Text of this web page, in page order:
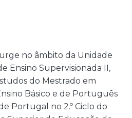
no âmbito da Unidade
Ensino Supervisionada II,
do Mestrado em
Básico e de Português
Portugal no 2.º Ciclo do